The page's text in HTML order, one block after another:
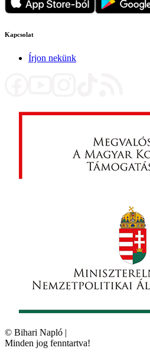
Kapcsolat
Írjon nekünk
© Bihari Napló |
Minden jog fenntartva!